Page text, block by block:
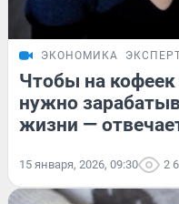
ЭКОНОМИКА
Чтобы на кофеек
нужно
жизни —
15 января, 2026, 09:30 2